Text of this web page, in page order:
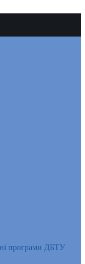
програми ДБТУ